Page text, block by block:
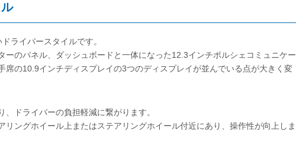
ライバースタイルです。
ーのパネル、ダッシュボードと一体になった12.3インチポルシェコミュニケー
席の10.9インチディスプレイの3つのディスプレイが並んでいる点が大きく変
ドライバーの負担軽減に繋がります。
リングホイール上またはステアリングホイール付近にあり、操作性が向上しま